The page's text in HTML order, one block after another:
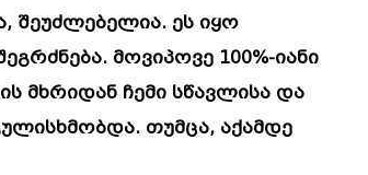
შეუძლებელია. ეს იყო
მოვიპოვე 100%-იანი
მხრიდან ჩემი სწავლისა და
თუმცა, აქამდე